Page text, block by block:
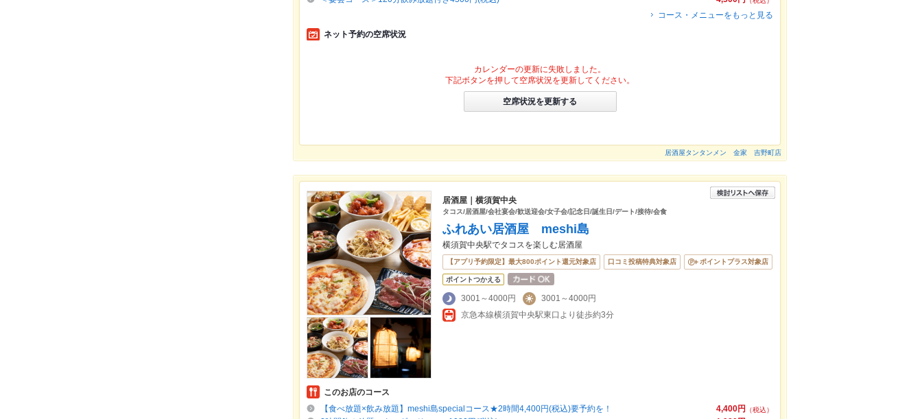
コース・メニューをもっと見る
ネット予約の空席状況
カレンダーの更新に失敗しました。
下記ボタンを押して空席状況を更新してください。
空席状況を更新する
居酒屋タンタンメン 金家 吉野町店
居酒屋｜横須賀中央
タコス/居酒屋/会社宴会/歓送迎会/女子会/記念日/誕生日/デート/接待/会食
ふれあい居酒屋 meshi島
横須賀中央駅でタコスを楽しむ居酒屋
【アプリ予約限定】最大800ポイント還元対象店 口コミ投稿特典対象店 ポイントプラス対象店
ポイントつかえる
3001～4000円
3001～4000円
京急本線横須賀中央駅東口より徒歩約3分
このお店のコース
4,400円
（税込）
【食べ放題×飲み放題】meshi島specialコース★2時間4,400円(税込)要予約を！